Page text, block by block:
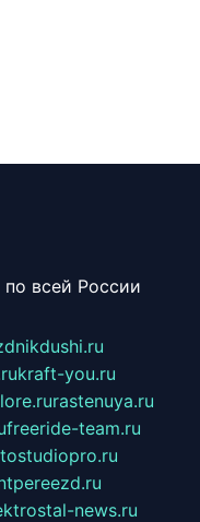
всей России
kraft-you.ru
rastenuya.ru
freeride-team.ru
news.ru